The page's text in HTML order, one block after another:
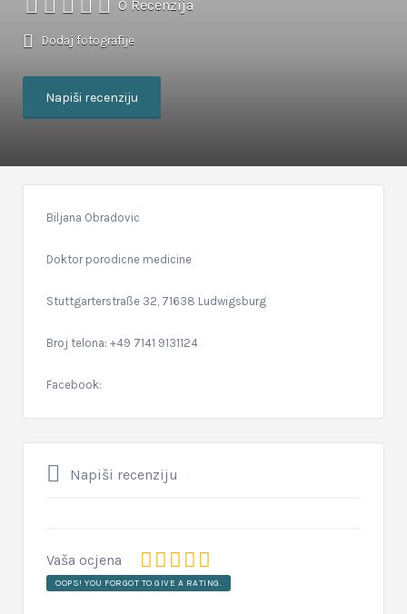
0 Recenzija
Dodaj fotografije
Napiši recenziju
Biljana Obradovic
Doktor porodicne medicine
Stuttgarterstraße 32, 71638 Ludwigsburg
Broj telona: +49 7141 9131124
Facebook:
Napiši recenziju
Vaša ocjena
OOPS! YOU FORGOT TO GIVE A RATING.